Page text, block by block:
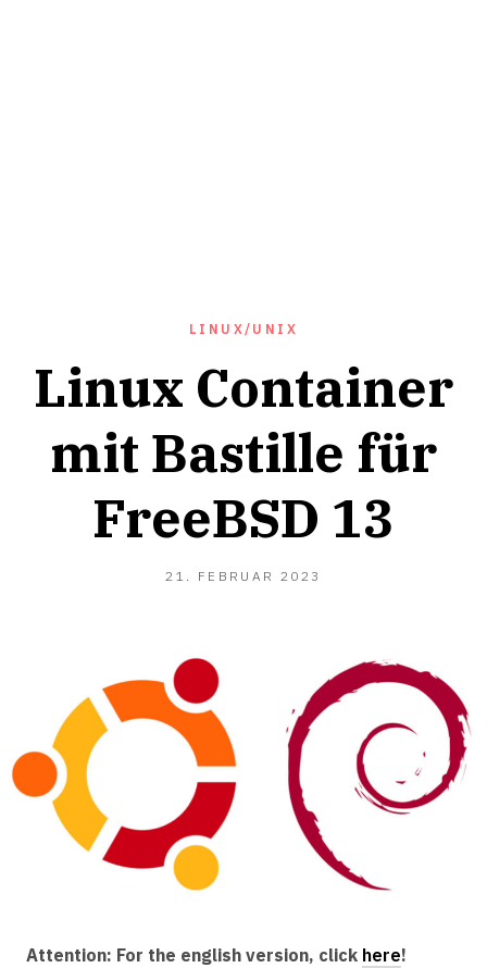
LINUX/UNIX
Linux Container
mit Bastille für
FreeBSD 13
21. FEBRUAR 2023
Attention: For the english version, click here!